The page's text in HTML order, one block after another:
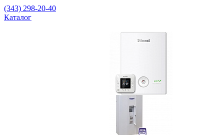
(343) 298-20-40
Каталог